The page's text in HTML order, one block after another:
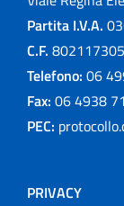
Partita I.V.A.
C.F.
Telefono: 06
Fax: 06 4938
PEC:
PRIVACY